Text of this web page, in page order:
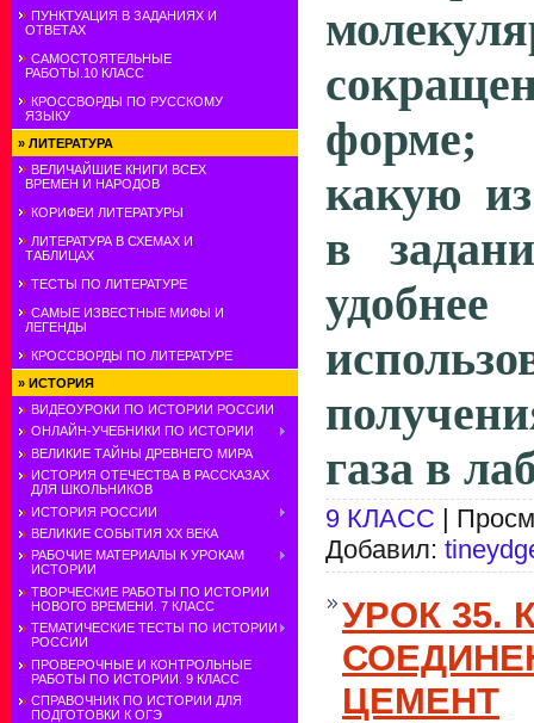
ПУНКТУАЦИЯ В ЗАДАНИЯХ И
ОТВЕТАХ
САМОСТОЯТЕЛЬНЫЕ
РАБОТЫ.10 КЛАСС
КРОССВОРДЫ ПО РУССКОМУ
ЯЗЫКУ
» ЛИТЕРАТУРА
ВЕЛИЧАЙШИЕ КНИГИ ВСЕХ
ВРЕМЕН И НАРОДОВ
КОРИФЕИ ЛИТЕРАТУРЫ
ЛИТЕРАТУРА В СХЕМАХ И
ТАБЛИЦАХ
ТЕСТЫ ПО ЛИТЕРАТУРЕ
САМЫЕ ИЗВЕСТНЫЕ МИФЫ И
ЛЕГЕНДЫ
КРОССВОРДЫ ПО ЛИТЕРАТУРЕ
» ИСТОРИЯ
ВИДЕОУРОКИ ПО ИСТОРИИ РОССИИ
ОНЛАЙН-УЧЕБНИКИ ПО ИСТОРИИ
ВЕЛИКИЕ ТАЙНЫ ДРЕВНЕГО МИРА
ИСТОРИЯ ОТЕЧЕСТВА В РАССКАЗАХ
ДЛЯ ШКОЛЬНИКОВ
ИСТОРИЯ РОССИИ
ВЕЛИКИЕ СОБЫТИЯ ХХ ВЕКА
РАБОЧИЕ МАТЕРИАЛЫ К УРОКАМ
ИСТОРИИ
ТВОРЧЕСКИЕ РАБОТЫ ПО ИСТОРИИ
НОВОГО ВРЕМЕНИ. 7 КЛАСС
ТЕМАТИЧЕСКИЕ ТЕСТЫ ПО ИСТОРИИ
РОССИИ
ПРОВЕРОЧНЫЕ И КОНТРОЛЬНЫЕ
РАБОТЫ ПО ИСТОРИИ. 9 КЛАСС
СПРАВОЧНИК ПО ИСТОРИИ ДЛЯ
ПОДГОТОВКИ К ОГЭ
форме;
какую
в
газа в
9 КЛАСС |
Добавил:
УРОК 35.
ЦЕМЕНТ